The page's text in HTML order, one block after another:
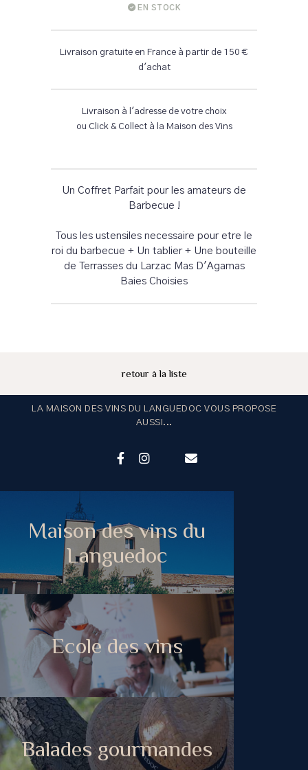
EN STOCK
Livraison gratuite en France à partir de 150 €
d'achat
Livraison à l'adresse de votre choix
ou Click & Collect à la Maison des Vins
Un Coffret Parfait pour les amateurs de
Barbecue !
Tous les ustensiles necessaire pour etre le
roi du barbecue + Un tablier + Une bouteille
de Terrasses du Larzac Mas D'Agamas
Baies Choisies
retour à la liste
LA MAISON DES VINS DU LANGUEDOC VOUS PROPOSE
AUSSI...
Maison des vins du
Languedoc
Ecole des vins
Balades gourmandes